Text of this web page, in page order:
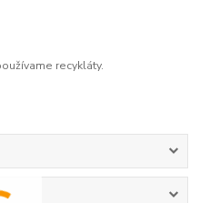
recykláty.